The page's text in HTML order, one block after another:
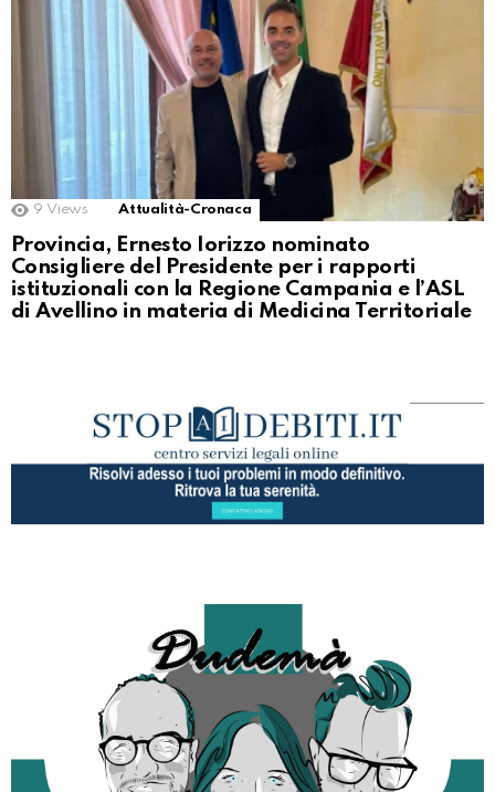
9 Views Attualità-Cronaca
Provincia, Ernesto Iorizzo nominato
Consigliere del Presidente per i rapporti
istituzionali con la Regione Campania e l’ASL
di Avellino in materia di Medicina Territoriale